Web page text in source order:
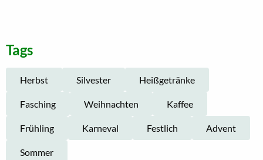
Tags
Herbst Silvester Heißgetränke
Fasching Weihnachten Kaffee
Frühling Karneval Festlich Advent
Sommer